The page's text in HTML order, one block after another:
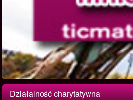
Działalność charytatywna